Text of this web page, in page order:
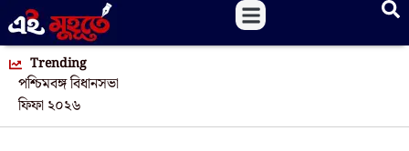
Trending
পশ্চিমবঙ্গ বিধানসভা
ফিফা ২০২৬